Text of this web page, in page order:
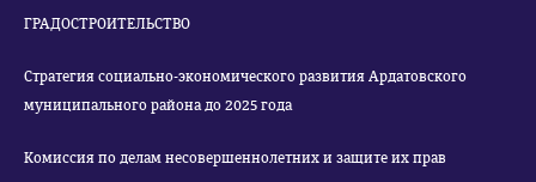
ГРАДОСТРОИТЕЛЬСТВО
Стратегия социально-экономического развития Ардатовского
муниципального района до 2025 года
Комиссия по делам несовершеннолетних и защите их прав